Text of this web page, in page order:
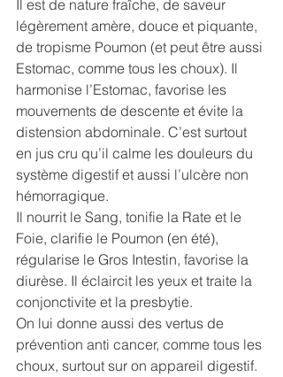
Il est de nature fraîche, de saveur
légèrement amère, douce et piquante,
de tropisme Poumon (et peut être aussi
Estomac, comme tous les choux). Il
harmonise l’Estomac, favorise les
mouvements de descente et évite la
distension abdominale. C’est surtout
en jus cru qu’il calme les douleurs du
système digestif et aussi l’ulcère non
hémorragique.
Il nourrit le Sang, tonifie la Rate et le
Foie, clarifie le Poumon (en été),
régularise le Gros Intestin, favorise la
diurèse. Il éclaircit les yeux et traite la
conjonctivite et la presbytie.
On lui donne aussi des vertus de
prévention anti cancer, comme tous les
choux, surtout sur on appareil digestif.